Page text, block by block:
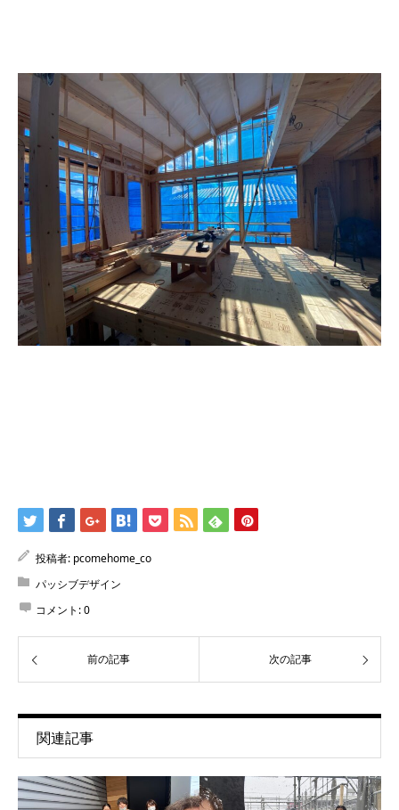
投稿者: pcomehome_co
パッシブデザイン
コメント:0
前の記事 次の記事
関連記事